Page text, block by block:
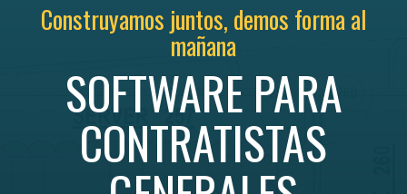
Construyamos juntos, demos forma al
mañana
SOFTWARE PARA
CONTRATISTAS